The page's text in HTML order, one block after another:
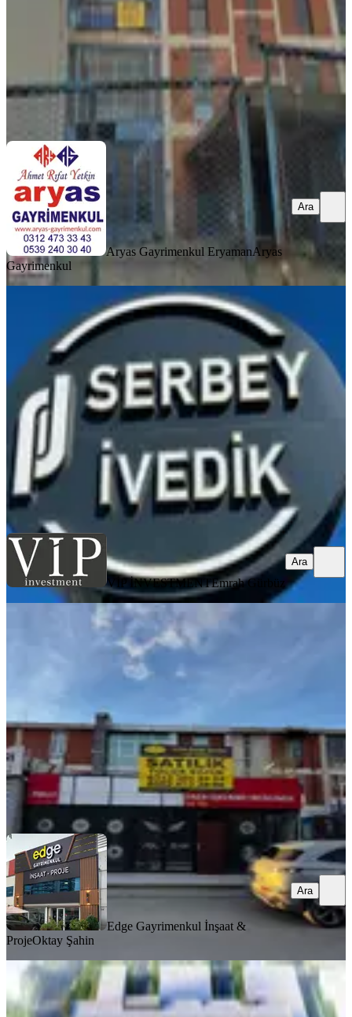
17.500.000 ₺
Aryas Gayrimenkul EryamanAryas Gayrimenkul
Aryas Gayrimenkul EryamanAryas
Gayrimenkul
Ara
İvedik Organize Sanayide Katta
Satılık Na-tamam Ofis
Yenimahalle, İvedikosb Mahallesi
1 Oda
·66 m² ·1. Kat·14.02.2026
4.500.000 ₺
VİP İNVESTMENT Emrah Gürbüz
Ara
VİP İNVESTMENTEmrah Gürbüz
Ara
İvedik Osb 500 M2 Kupon İşyeri
Yenimahalle, İvedikosb Mahallesi
·501 m²
16.750.000 ₺
Edge Gayrimenkul İnşaat & ProjeOktay Şahin
Edge Gayrimenkul İnşaat &
ProjeOktay Şahin
Ara
Otokent Avm'de Full Dekor 476 M²
Asma Katlı Hazır Showroom